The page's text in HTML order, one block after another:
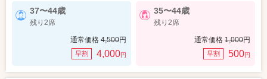
37〜44歳
残り2席
通常価格 4,500円
早割 4,000円
35〜44歳
残り2席
通常価格 1,000円
早割 500円